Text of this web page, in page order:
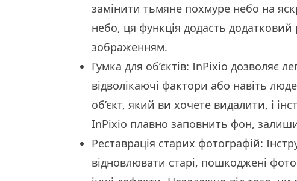
замінити тьмяне похмуре небо на
небо, ця функція додасть
зображенням.
Гумка для об’єктів: InPixio дозволяє
відволікаючі фактори або навіть
об’єкт, який ви хочете видалити, і
InPixio плавно заповнить фон,
Реставрація старих фотографій:
відновлювати старі, пошкоджені